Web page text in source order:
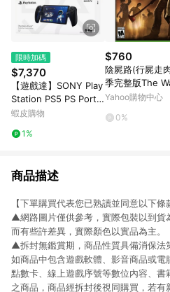
限時加碼
$7,370
【遊戲達】SONY Play
Station PS5 PS Portal
遙控遊玩機 PSP 掌機
蝦皮購物
1%
$760
陰屍路(行屍走
季完整版The
Dead - XBOX
Yahoo購物中心
0%
商品描述
【下單購買代表您已熟讀並同意以下條
▲網路圖片僅供參考，實際包裝以到貨
而有些許差異，實際顏色以實品為主。
▲拆封無鑑賞期，商品性質具備消保法
如商品中包含遊戲軟體、影音商品或
點數卡、線上遊戲序號等數位內容、
之商品，商品經拆封後視同購買，若